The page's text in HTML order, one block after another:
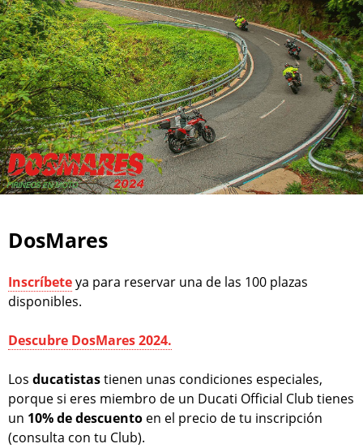
DosMares
Inscríbeteya para reservar una de las 100 plazas
disponibles.
Descubre DosMares 2024.
Los ducatistastienen unas condiciones especiales,
porque si eres miembro de un Ducati Official Club tienes
un 10% de descuento en el precio de tu inscripción
(consulta con tu Club).